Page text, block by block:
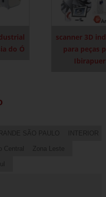
do Ó
scanner 3D
para peças
SÃO PAULO INTERIOR
Central Zona Leste